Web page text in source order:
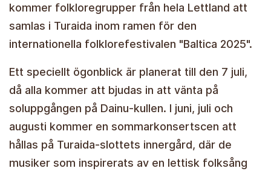
kommer folkloregrupper från hela Lettland att
samlas i Turaida inom ramen för den
internationella folklorefestivalen "Baltica 2025".
Ett speciellt ögonblick är planerat till den 7 juli,
då alla kommer att bjudas in att vänta på
soluppgången på Dainu-kullen. I juni, juli och
augusti kommer en sommarkonsertscen att
hållas på Turaida-slottets innergård, där de
musiker som inspirerats av en lettisk folksång